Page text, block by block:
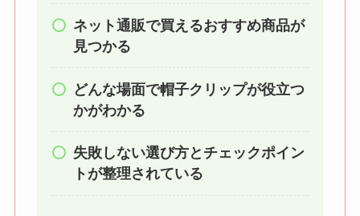
すく解説！
セリア等でチャイル
ドシートカバーは買
すめ通販も紹介！
【100均】ダイソー/
ネット通販で買えるおすすめ商品が
見つかる
どんな場面で帽子クリップが役立つ
かがわかる
失敗しない選び方とチェックポイン
トが整理されている